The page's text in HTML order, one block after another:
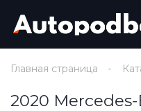
Главная страница
2020 Mercedes-